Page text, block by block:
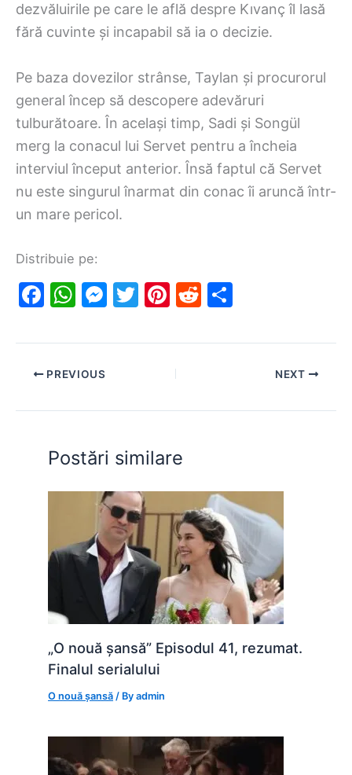
dezvăluirile pe care le află despre Kıvanç îl lasă
fără cuvinte și incapabil să ia o decizie.
Pe baza dovezilor strânse, Taylan și procurorul
general încep să descopere adevăruri
tulburătoare. În același timp, Sadi și Songül
merg la conacul lui Servet pentru a încheia
interviul început anterior. Însă faptul că Servet
nu este singurul înarmat din conac îi aruncă într-
un mare pericol.
Distribuie pe:
F
c
e
o
o
k
W
at
s
p
p
M
s
n
g
er
T
itt
Pi
er
e
R
d ar
PREVIOUS NEXT
Postări similare
„O nouă șansă” Episodul 41, rezumat.
Finalul serialului
O nouă șansă / Byadmin